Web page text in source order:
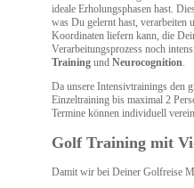
ideale Erholungsphasen hast.
was Du gelernt hast, verarbeiten
Koordinaten liefern kann, die
Verarbeitungsprozess noch
Training und Neurocognition
Da unsere Intensivtrainings den
Einzeltraining bis maximal 2
Termine können individuell
Golf Training mit
Damit wir bei Deiner Golfreise